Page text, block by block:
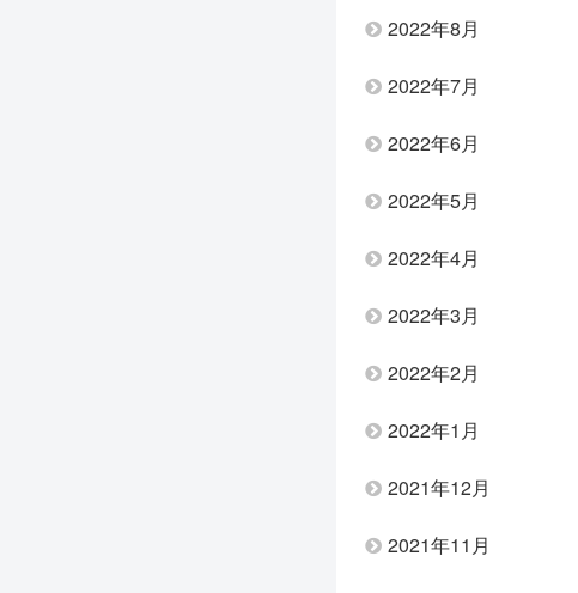
2022年8月
2022年7月
2022年6月
2022年5月
2022年4月
2022年3月
2022年2月
2022年1月
2021年12月
2021年11月